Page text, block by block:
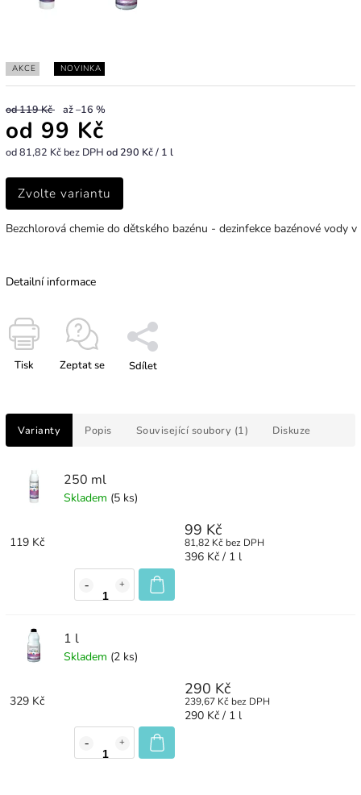
AKCE NOVINKA
od 119 Kč až –16 %
od 99 Kč
od81,82 Kč bez DPH od 290 Kč / 1 l
Zvolte variantu
Bezchlorová chemie do dětského bazénu - dezinfekce bazénové vody v
Detailní informace
Tisk Zeptat se Sdílet
Varianty Popis Související soubory (1) Diskuze
250 ml
Skladem (5 ks)
119 Kč
99 Kč
81,82 Kč bez DPH
396 Kč / 1 l
1 l
Skladem (2 ks)
329 Kč
290 Kč
239,67 Kč bez DPH
290 Kč / 1 l